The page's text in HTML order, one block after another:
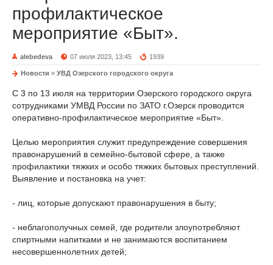
профилактическое
мероприятие «Быт».
alebedeva 07 июля 2023, 13:45 1939
Новости » УВД Озерского городского округа
С 3 по 13 июля на территории Озерского городского округа
сотрудниками УМВД России по ЗАТО г.Озерск проводится
оперативно-профилактическое мероприятие «Быт».
Целью мероприятия служит предупреждение совершения
правонарушений в семейно-бытовой сфере, а также
профилактики тяжких и особо тяжких бытовых преступлений.
Выявление и постановка на учет:
- лиц, которые допускают правонарушения в быту;
- неблагополучных семей, где родители злоупотребляют
спиртными напитками и не занимаются воспитанием
несовершеннолетних детей;